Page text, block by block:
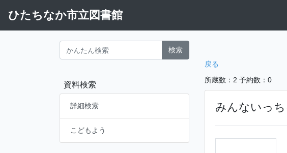
ひたちなか市立図書館
検索
資料検索
詳細検索
こどもよう
戻る
所蔵数：2 予約数：0
みんないっ